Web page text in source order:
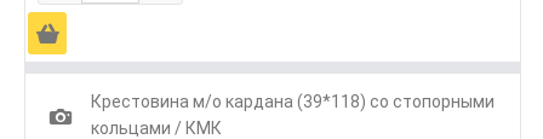
Ä
1
Крестовина м/о кардана (39*118) со стопорными
кольцами / КМК